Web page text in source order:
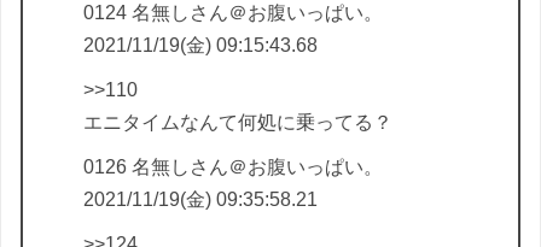
0124 名無しさん＠お腹いっぱい。
2021/11/19(金) 09:15:43.68
>>110
エニタイムなんて何処に乗ってる？
0126 名無しさん＠お腹いっぱい。
2021/11/19(金) 09:35:58.21